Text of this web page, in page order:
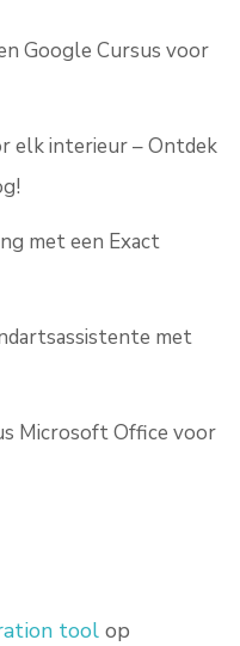
Google Cursus voor
elk interieur – Ontdek
met een Exact
met
Microsoft Office voor
tool op